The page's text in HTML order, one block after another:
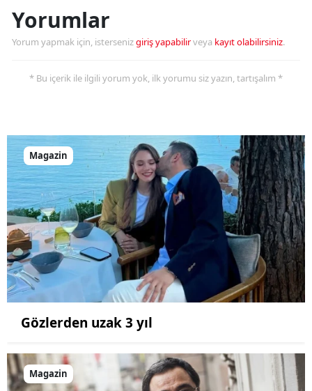
Yorumlar
Yorum yapmak için, istersenizgiriş yapabilirveya kayıt olabilirsiniz.
* Bu içerik ile ilgili yorum yok, ilk yorumu siz yazın, tartışalım *
Magazin
Gözlerden uzak 3 yıl
Magazin